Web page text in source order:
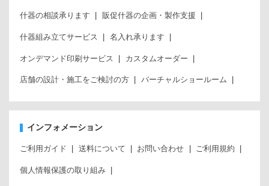
什器の相談承ります 販促什器の企画・製作支援
什器組み立てサービス 名入れ承ります
オンデマンド印刷サービス カスタムオーダー
店舗の設計・施工をご検討の方 バーチャルショールーム
インフォメーション
ご利用ガイド 送料について お問い合わせ ご利用規約
個人情報保護の取り組み